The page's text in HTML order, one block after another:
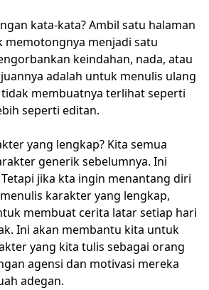
kata-kata? Ambil satu halaman
memotongnya menjadi satu
keindahan, nada, atau
adalah untuk menulis ulang
membuatnya terlihat seperti
seperti editan.
yang lengkap? Kita semua
generik sebelumnya. Ini
jika kta ingin menantang diri
karakter yang lengkap,
membuat cerita latar setiap hari
Ini akan membantu kita untuk
yang kita tulis sebagai orang
agensi dan motivasi mereka
adegan.